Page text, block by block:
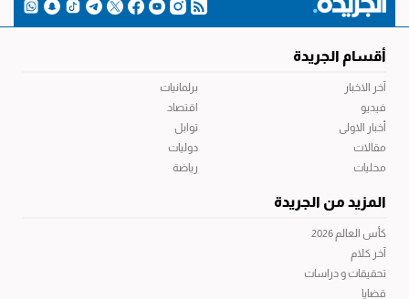
أقسام الجريدة
آخر الاخبار
فيديو
أخبار الاولى
مقالات
محليات
برلمانيات
اقتصاد
توابل
دوليات
رياضة
المزيد من الجريدة
كأس العالم 2026
آخر كلام
تحقيقات و دراسات
قضايا